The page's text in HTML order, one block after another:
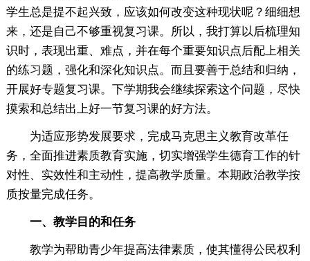
学生总是提不起兴致，应该如何改变这种现状呢？细细想
来，还是自己不够重视复习课。所以，我打算以后梳理知
识时，表现出重、难点，并在每个重要知识点后配上相关
的练习题，强化和深化知识点。而且要善于总结和归纳，
开展好专题复习课。下学期我会继续探索这个问题，尽快
摸索和总结出上好一节复习课的好方法。
为适应形势发展要求，完成马克思主义教育改革任
务，全面推进素质教育实施，切实增强学生德育工作的针
对性、实效性和主动性，提高教学质量。本期政治教学按
质按量完成任务。
一、 教学目的和任务
教学为帮助青少年提高法律素质，使其懂得公民权利